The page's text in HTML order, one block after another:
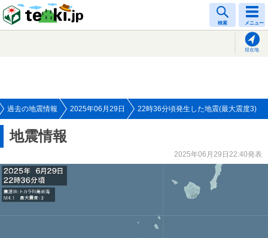
検索 メニュー
現在地
過去の地震情報 2025年06月29日 22時36分頃発生した地震(最大震度3)
地震情報
2025年06月29日22:40発表